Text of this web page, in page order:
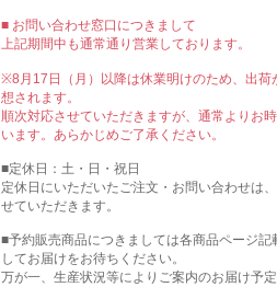
■ お問い合わせ窓口につきまして
上記期間中も通常通り営業しております。
※8月17日（月）以降は休業明けのため、出荷
想されます。
順次対応させていただきますが、通常よりお
います。あらかじめご了承ください。
■定休日：土・日・祝日
定休日にいただいたご注文・お問い合わせは
せていただきます。
■予約販売商品につきましては各商品ページ記
してお届けをお待ちください。
万が一、生産状況等によりご案内のお届け予